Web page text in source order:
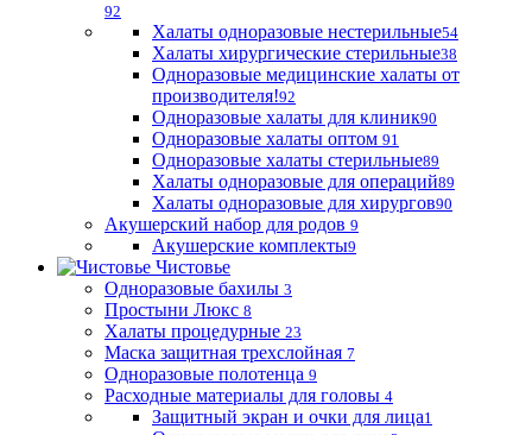
92
Халаты одноразовые нестерильные54
Халаты хирургические стерильные38
Одноразовые медицинские халаты от
производителя!92
Одноразовые халаты для клиник90
Одноразовые халаты оптом 91
Одноразовые халаты стерильные89
Халаты одноразовые для операций89
Халаты одноразовые для хирургов90
Акушерский набор для родов 9
Акушерские комплекты9
Чистовье
Одноразовые бахилы 3
Простыни Люкс 8
Халаты процедурные 23
Маска защитная трехслойная 7
Одноразовые полотенца 9
Расходные материалы для головы 4
Защитный экран и очки для лица1